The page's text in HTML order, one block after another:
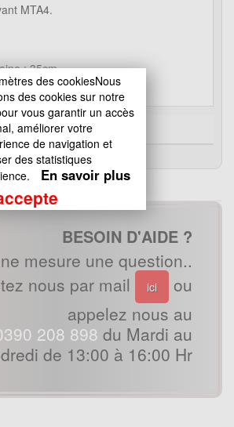
MTA4.
: 35cm
: 50cm
0
BESOIN D'AIDE ?
mesure une question..
nous par mail
ici
ou
appelez nous au
208 898 du Mardi au
de 13:00 à 16:00 Hr
des cookiesNous
des cookies sur notre
vous garantir un accès
améliorer votre
de navigation et
des statistiques
En savoir plus